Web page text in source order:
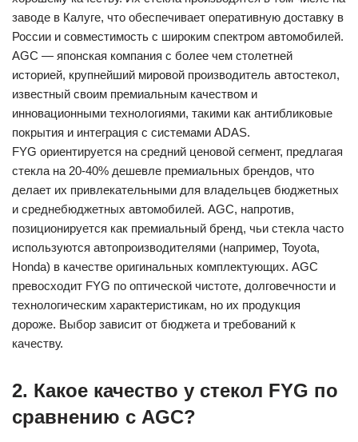
заводе в Калуге, что обеспечивает оперативную доставку в
России и совместимость с широким спектром автомобилей.
AGC — японская компания с более чем столетней
историей, крупнейший мировой производитель автостекол,
известный своим премиальным качеством и
инновационными технологиями, такими как антибликовые
покрытия и интеграция с системами ADAS.
FYG ориентируется на средний ценовой сегмент, предлагая
стекла на 20-40% дешевле премиальных брендов, что
делает их привлекательными для владельцев бюджетных
и среднебюджетных автомобилей. AGC, напротив,
позиционируется как премиальный бренд, чьи стекла часто
используются автопроизводителями (например, Toyota,
Honda) в качестве оригинальных комплектующих. AGC
превосходит FYG по оптической чистоте, долговечности и
технологическим характеристикам, но их продукция
дороже. Выбор зависит от бюджета и требований к
качеству.
2. Какое качество у стекол FYG по
сравнению с AGC?